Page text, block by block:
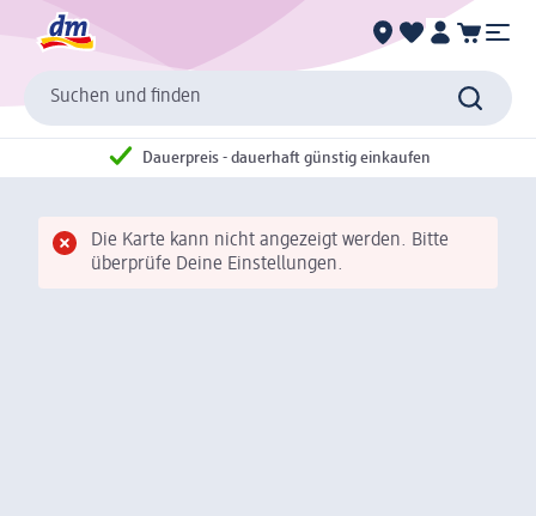
Suchen und finden
Dauerpreis - dauerhaft günstig einkaufen
Die Karte kann nicht angezeigt werden. Bitte
überprüfe Deine Einstellungen.